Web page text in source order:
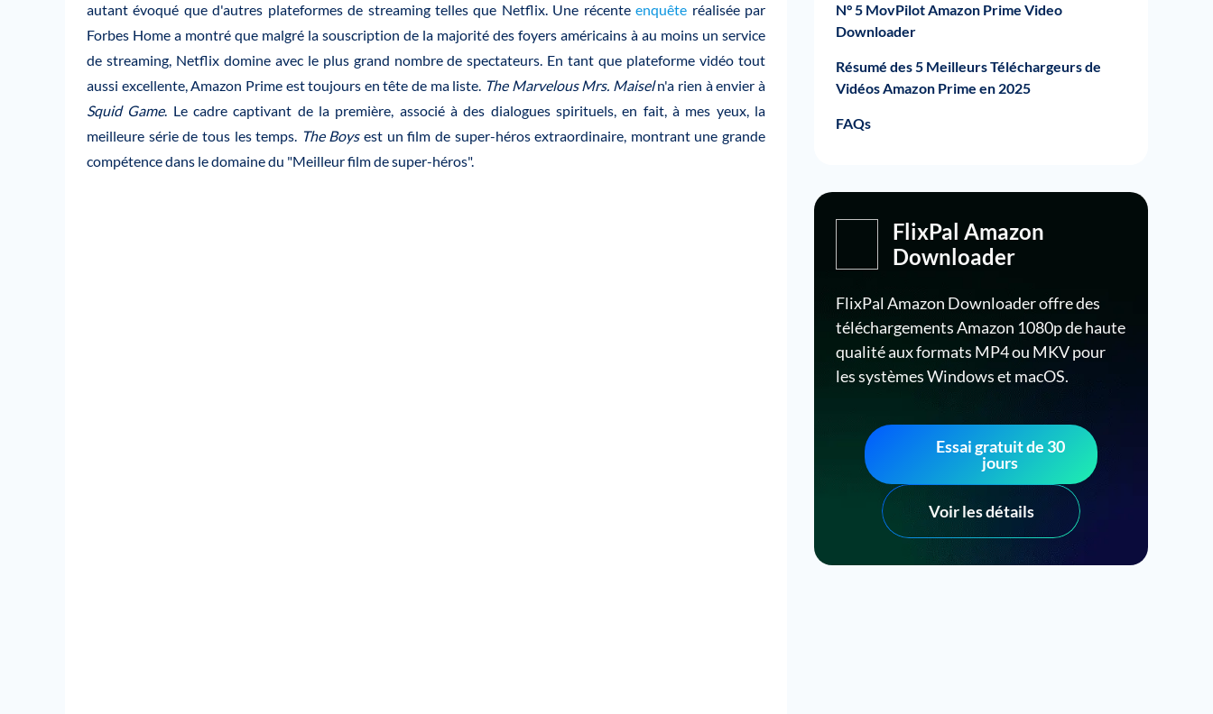
autant évoqué que d'autres plateformes de streaming telles que Netflix. Une récenteenquête réalisée par
Forbes Home a montré que malgré la souscription de la majorité des foyers américains à au moins un service
de streaming, Netflix domine avec le plus grand nombre de spectateurs. En tant que plateforme vidéo tout
aussi excellente, Amazon Prime est toujours en tête de ma liste. The Marvelous Mrs. Maiseln'a rien à envier à
Squid Game. Le cadre captivant de la première, associé à des dialogues spirituels, en fait, à mes yeux, la
meilleure série de tous les temps. The Boysest un film de super-héros extraordinaire, montrant une grande
compétence dans le domaine du "Meilleur film de super-héros".
N° 5 MovPilot Amazon Prime Video
Downloader
Résumé des 5 Meilleurs Téléchargeurs de
Vidéos Amazon Prime en 2025
FAQs
FlixPal Amazon
Downloader
FlixPal Amazon Downloader offre des
téléchargements Amazon 1080p de haute
qualité aux formats MP4 ou MKV pour
les systèmes Windows et macOS.
Essai gratuit de 30
jours
Voir les détails